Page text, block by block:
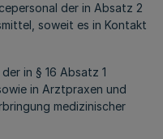
der in Absatz 2
soweit es in Kontakt
in § 16 Absatz 1
in Arztpraxen und
medizinischer